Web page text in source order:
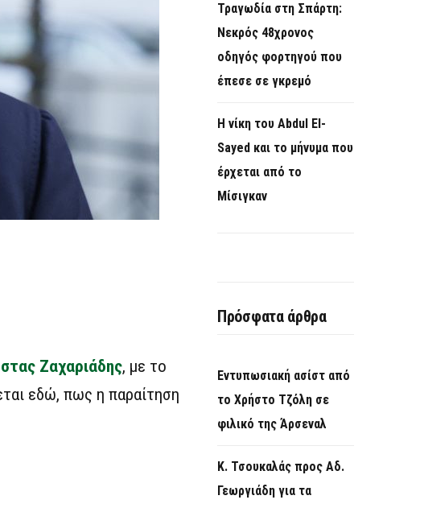
Ζαχαριάδης, με το
εδώ, πως η παραίτηση
Τραγωδία στη Σπάρτη:
Νεκρός 48χρονος
οδηγός φορτηγού που
έπεσε σε γκρεμό
Η νίκη του Abdul El-
Sayed και το μήνυμα που
έρχεται από το
Μίσιγκαν
Πρόσφατα άρθρα
Εντυπωσιακή ασίστ από
το Χρήστο Τζόλη σε
φιλικό της Άρσεναλ
Κ. Τσουκαλάς προς Αδ.
Γεωργιάδη για τα